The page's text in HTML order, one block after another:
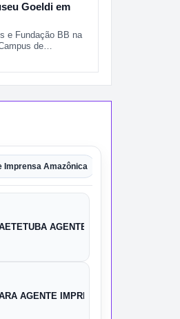
Goeldi em
e Fundação BB na
de…
Imprensa Amazônica
AGENTE IMPRENSA
AGENTE IMPRENSA